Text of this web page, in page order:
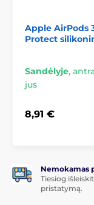
Apple AirPods
Protect
Sandėlyje,
jus
8,91 €
Nemokamas
Tiesiog
pristatymą.